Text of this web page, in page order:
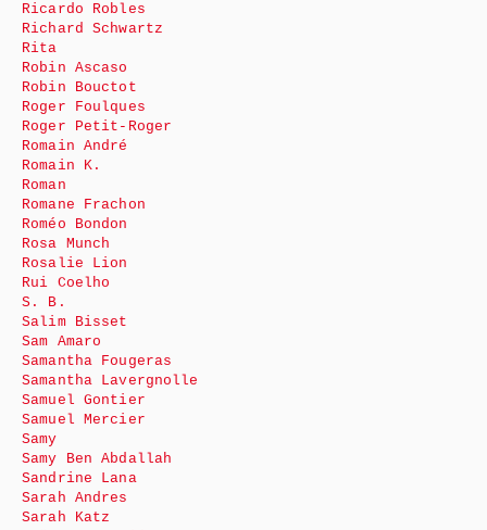
Ricardo Robles
Richard Schwartz
Rita
Robin Ascaso
Robin Bouctot
Roger Foulques
Roger Petit-Roger
Romain André
Romain K.
Roman
Romane Frachon
Roméo Bondon
Rosa Munch
Rosalie Lion
Rui Coelho
S. B.
Salim Bisset
Sam Amaro
Samantha Fougeras
Samantha Lavergnolle
Samuel Gontier
Samuel Mercier
Samy
Samy Ben Abdallah
Sandrine Lana
Sarah Andres
Sarah Katz